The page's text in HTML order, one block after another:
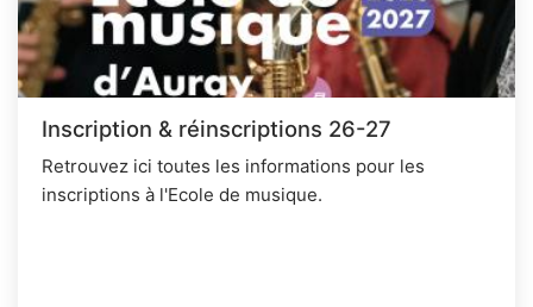
Inscription & réinscriptions 26-27
Retrouvez ici toutes les informations pour les
inscriptions à l'Ecole de musique.